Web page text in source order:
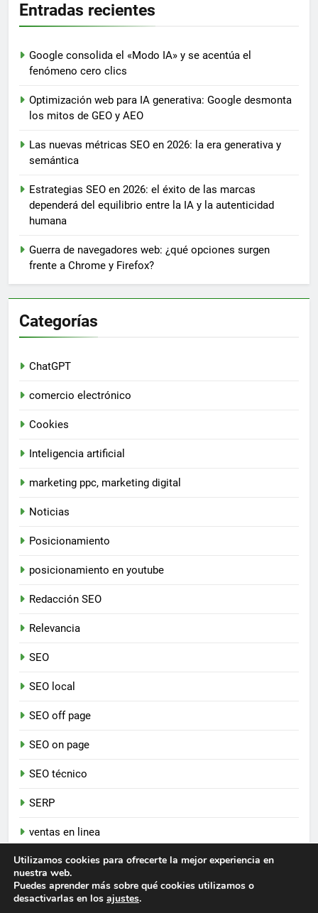
Entradas recientes
Google consolida el «Modo IA» y se acentúa el
fenómeno cero clics
Optimización web para IA generativa: Google desmonta
los mitos de GEO y AEO
Las nuevas métricas SEO en 2026: la era generativa y
semántica
Estrategias SEO en 2026: el éxito de las marcas
dependerá del equilibrio entre la IA y la autenticidad
humana
Guerra de navegadores web: ¿qué opciones surgen
frente a Chrome y Firefox?
Categorías
ChatGPT
comercio electrónico
Cookies
Inteligencia artificial
marketing ppc, marketing digital
Noticias
Posicionamiento
posicionamiento en youtube
Redacción SEO
Relevancia
SEO
SEO local
SEO off page
SEO on page
SEO técnico
SERP
ventas en linea
Newsmatic - Tema de WordPress para Noticias 2026.
Funciona gracias a
Utilizamos cookies para ofrecerte la mejor experiencia en
nuestra web.
Puedes aprender más sobre qué cookies utilizamos o
desactivarlas en los ajustes.